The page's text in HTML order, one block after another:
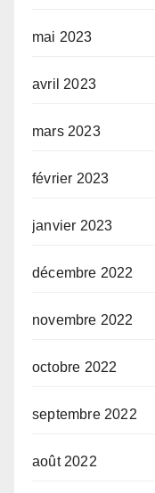
mai 2023
avril 2023
mars 2023
février 2023
janvier 2023
décembre 2022
novembre 2022
octobre 2022
septembre 2022
août 2022